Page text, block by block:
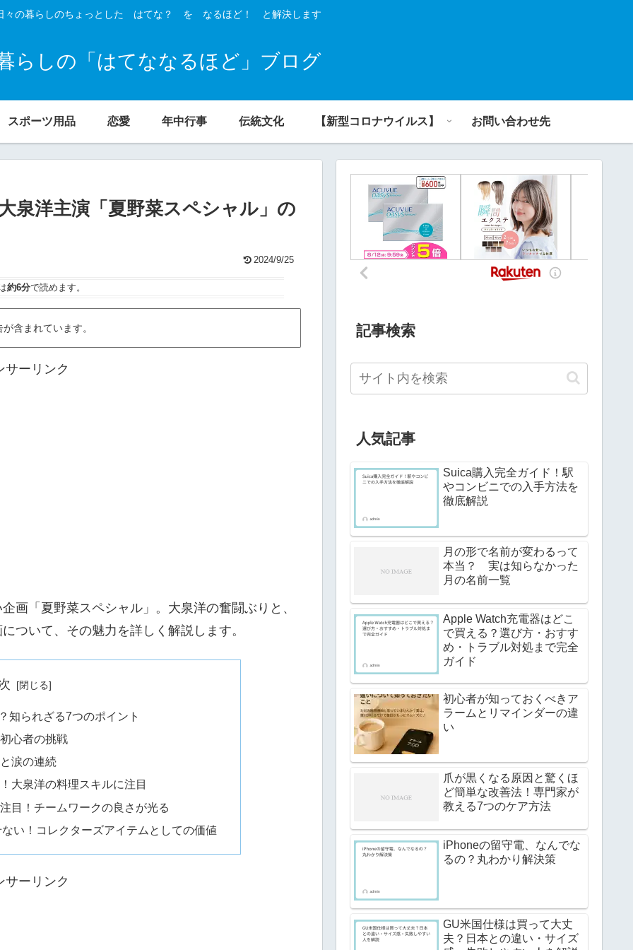
々の暮らしのちょっとした はてな？ を なるほど！ と解決します
らしの「はてななるほど」ブログ
スポーツ用品 恋愛 年中行事 伝統文化 【新型コロナウイルス】 お問い合わせ先
泉洋主演「夏野菜スペシャル」の
2024/9/25
約6分で読めます。
含まれています。
サーリンク
画「夏野菜スペシャル」。大泉洋の奮闘ぶりと、
ついて、その魅力を詳しく解説します。
知られざる7つのポイント
心者の挑戦
涙の連続
大泉洋の料理スキルに注目
目！チームワークの良さが光る
い！コレクターズアイテムとしての価値
サーリンク
記事検索
人気記事
Suica購入完全ガイド！駅
やコンビニでの入手方法を
徹底解説
月の形で名前が変わるって
本当？ 実は知らなかった
月の名前一覧
Apple Watch充電器はどこ
で買える？選び方・おすす
め・トラブル対処まで完全
ガイド
初心者が知っておくべきア
ラームとリマインダーの違
い
爪が黒くなる原因と驚くほ
ど簡単な改善法！専門家が
教える7つのケア方法
iPhoneの留守電、なんでな
るの？丸わかり解決策
GU米国仕様は買って大丈
夫？日本との違い・サイズ